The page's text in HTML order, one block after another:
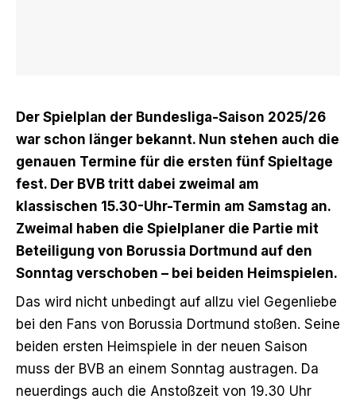
Der Spielplan der Bundesliga-Saison 2025/26
war schon länger bekannt. Nun stehen auch die
genauen Termine für die ersten fünf Spieltage
fest. Der BVB tritt dabei zweimal am
klassischen 15.30-Uhr-Termin am Samstag an.
Zweimal haben die Spielplaner die Partie mit
Beteiligung von Borussia Dortmund auf den
Sonntag verschoben – bei beiden Heimspielen.
Das wird nicht unbedingt auf allzu viel Gegenliebe
bei den Fans von Borussia Dortmund stoßen. Seine
beiden ersten Heimspiele in der neuen Saison
muss der BVB an einem Sonntag austragen. Da
neuerdings auch die Anstoßzeit von 19.30 Uhr